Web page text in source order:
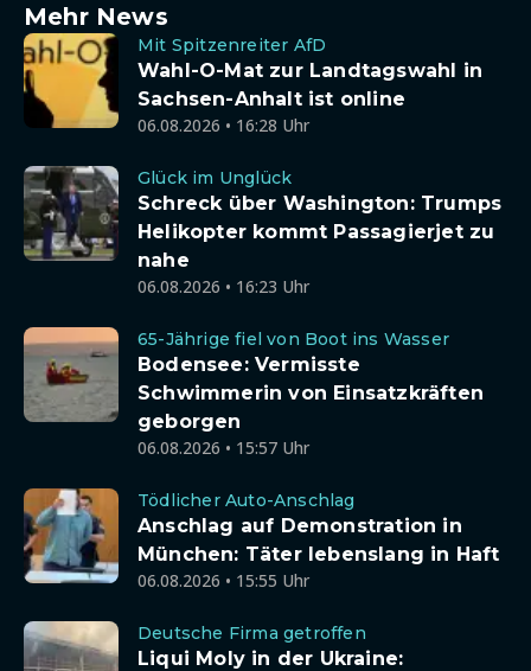
Mehr News
Mit Spitzenreiter AfD
Wahl-O-Mat zur Landtagswahl in
Sachsen-Anhalt ist online
06.08.2026 • 16:28 Uhr
Glück im Unglück
Schreck über Washington: Trumps
Helikopter kommt Passagierjet zu
nahe
06.08.2026 • 16:23 Uhr
65-Jährige fiel von Boot ins Wasser
Bodensee: Vermisste
Schwimmerin von Einsatzkräften
geborgen
06.08.2026 • 15:57 Uhr
Tödlicher Auto-Anschlag
Anschlag auf Demonstration in
München: Täter lebenslang in Haft
06.08.2026 • 15:55 Uhr
Deutsche Firma getroffen
Liqui Moly in der Ukraine: